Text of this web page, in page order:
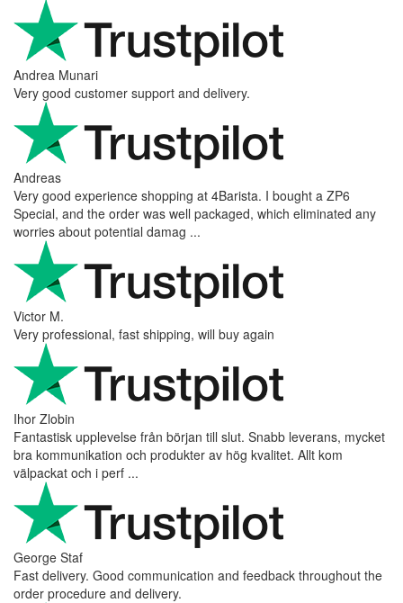
Andrea Munari
Very good customer support and delivery.
Andreas
Very good experience shopping at 4Barista. I bought a ZP6
Special, and the order was well packaged, which eliminated any
worries about potential damag ...
Victor M.
Very professional, fast shipping, will buy again
Ihor Zlobin
Fantastisk upplevelse från början till slut. Snabb leverans, mycket
bra kommunikation och produkter av hög kvalitet. Allt kom
välpackat och i perf ...
George Staf
Fast delivery. Good communication and feedback throughout the
order procedure and delivery.